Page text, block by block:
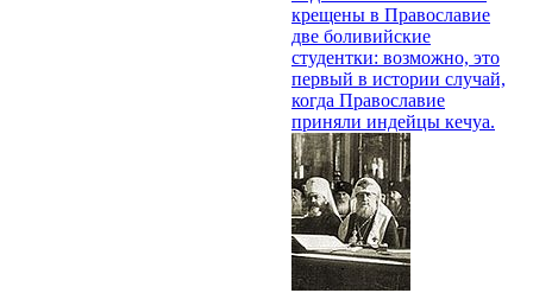
крещены в Православие
две боливийские
студентки: возможно, это
первый в истории случай,
когда Православие
приняли индейцы кечуа.